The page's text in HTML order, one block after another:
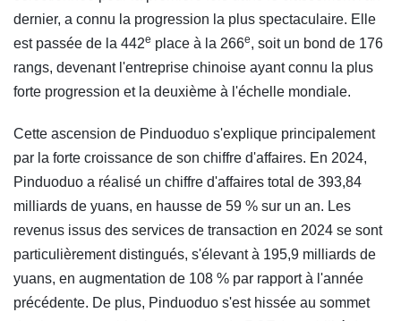
dernier, a connu la progression la plus spectaculaire. Elle
est passée de la 442e place à la 266e, soit un bond de 176
rangs, devenant l'entreprise chinoise ayant connu la plus
forte progression et la deuxième à l'échelle mondiale.
Cette ascension de Pinduoduo s'explique principalement
par la forte croissance de son chiffre d'affaires. En 2024,
Pinduoduo a réalisé un chiffre d'affaires total de 393,84
milliards de yuans, en hausse de 59 % sur un an. Les
revenus issus des services de transaction en 2024 se sont
particulièrement distingués, s'élevant à 195,9 milliards de
yuans, en augmentation de 108 % par rapport à l'année
précédente. De plus, Pinduoduo s'est hissée au sommet